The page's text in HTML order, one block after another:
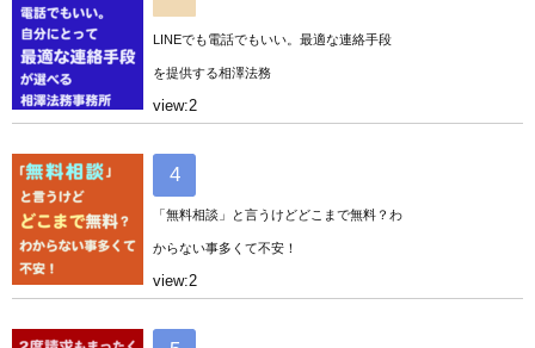
LINEでも電話でもいい。最適な連絡手段
を提供する相澤法務
view:2
「無料相談」と言うけどどこまで無料？わ
からない事多くて不安！
view:2